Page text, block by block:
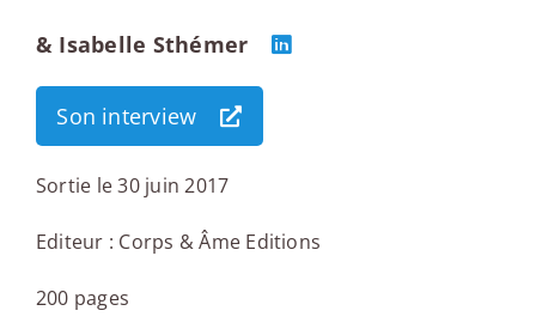
& Isabelle Sthémer
Son interview
Sortie le 30 juin 2017
Editeur : Corps & Âme Editions
200 pages